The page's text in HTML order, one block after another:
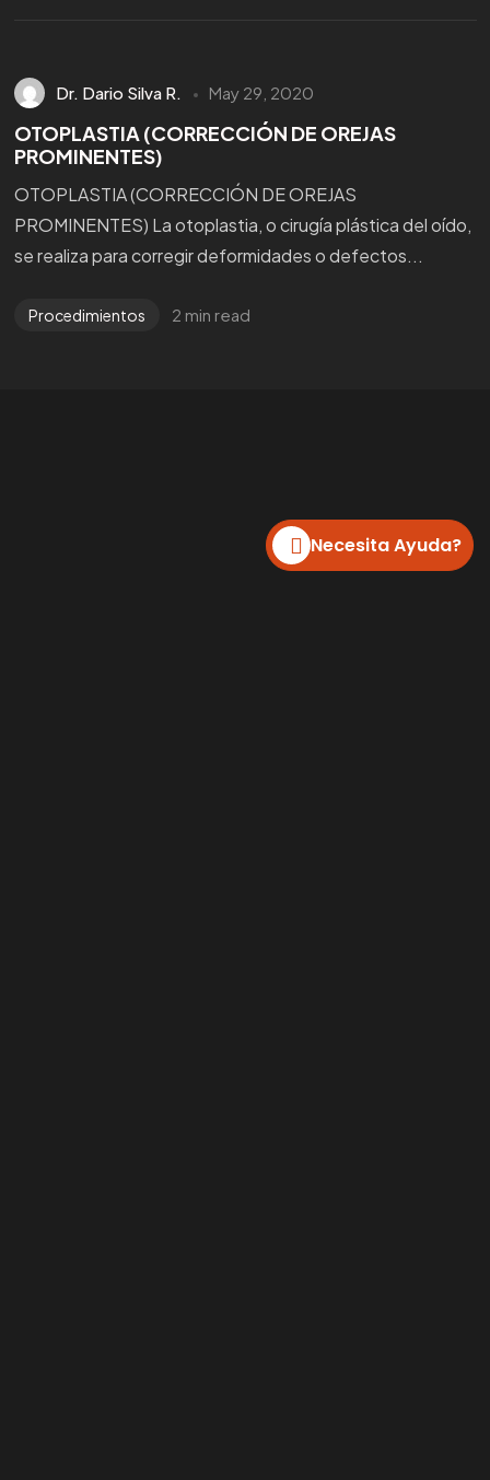
Dr. Dario Silva R. May 29, 2020
OTOPLASTIA (CORRECCIÓN DE OREJAS
PROMINENTES)
OTOPLASTIA (CORRECCIÓN DE OREJAS
PROMINENTES) ​La otoplastia, o cirugía plástica del oído,
se realiza para corregir deformidades o defectos...
Procedimientos 2 min read
Necesita Ayuda?